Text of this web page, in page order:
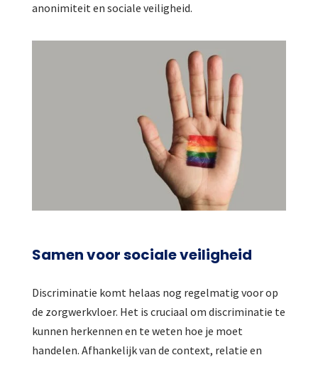
anonimiteit en sociale veiligheid.
Samen voor sociale veiligheid
Discriminatie komt helaas nog regelmatig voor op
de zorgwerkvloer. Het is cruciaal om discriminatie te
kunnen herkennen en te weten hoe je moet
handelen. Afhankelijk van de context, relatie en